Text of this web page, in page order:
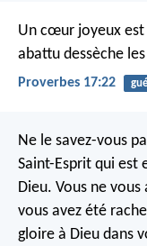
Un cœur joyeux
abattu dessèche
Proverbes 17:22
Ne le savez-vous
Saint-Esprit qui est
Dieu. Vous ne
vous avez été
gloire à Dieu dans